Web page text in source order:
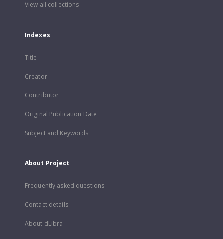
View all collections
Indexes
Title
Creator
Contributor
Original Publication Date
Subject and Keywords
About Project
Frequently asked questions
Contact details
About dLibra